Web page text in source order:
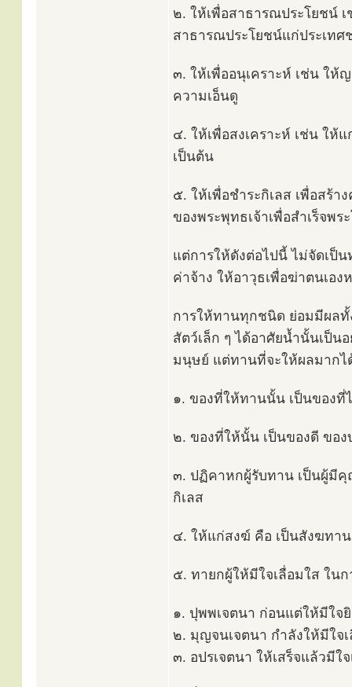
๒. ให้เพื่อสาธารณประโยชน์
สาธารณประโยชน์แก่ประเทศ
๓. ให้เพื่ออนุเคราะห์ เช่น ให้
ความเอ็นดู
๔. ให้เพื่อสงเคราะห์ เช่น ใ
เป็นต้น
๕. ให้เพื่อชำระกิเลส เพื่อสร้
ของพระพุทธเจ้าเพื่อสำเร็จพ
แต่การให้ดังต่อไปนี้ ไม่จัดเป็
ค่าจ้าง ให้อาวุธเพื่อฆ่าตนเอ
การให้ทานทุกชนิด ย่อมมีผลทั้
สัตว์เล็ก ๆ ได้อาศัยน้ำนั้นเป็น
มนุษย์ แต่ทานที่จะให้ผลมาก
๑. ของที่ให้ทานนั้น เป็นของที่
๒. ของที่ให้นั้น เป็นของดี ขอ
๓. ปฏิคาหกผู้รับทาน เป็นผู้มีคุ
กิเลส
๔. ให้แก่สงฆ์ คือ เป็นสังฆทาน
๕. ทายกผู้ให้มีใจเลื่อมใส ใน
๑. ปุพพเจตนา ก่อนแต่ให้มีใจ
๒. มุญจนเจตนา กำลังให้มีใจ
๓. อปรเจตนา ให้เสร็จแล้วมีใ